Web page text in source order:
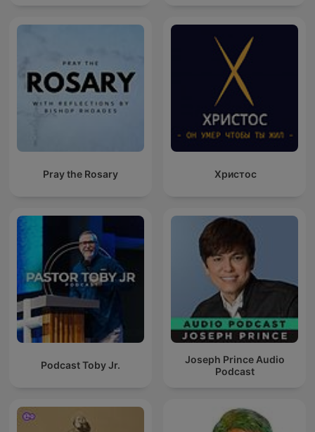
Pray the Rosary Христос
Podcast Toby Jr.
Joseph Prince Audio
Podcast